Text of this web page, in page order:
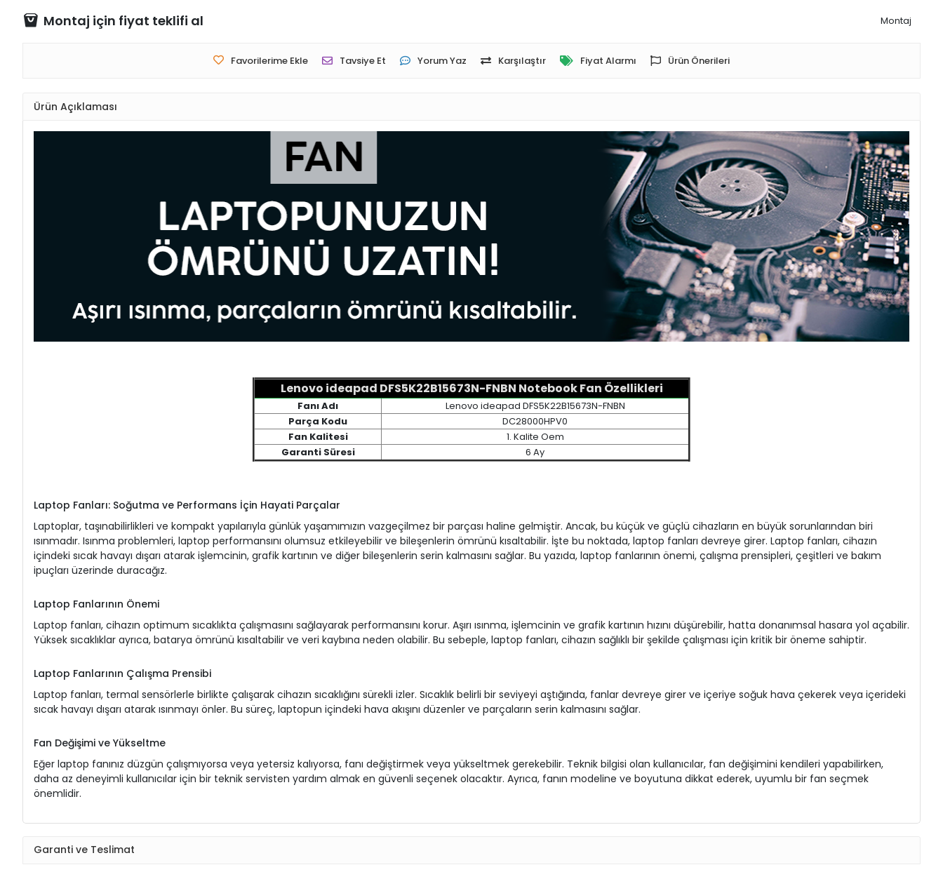
Montaj için fiyat teklifi al Montaj
Favorilerime Ekle Tavsiye Et Yorum Yaz Karşılaştır Fiyat Alarmı Ürün Önerileri
Ürün Açıklaması
Lenovo ideapad DFS5K22B15673N-FNBN Notebook Fan Özellikleri
Fanı Adı
Lenovo ideapad DFS5K22B15673N-FNBN
Parça Kodu
DC28000HPV0
Fan Kalitesi
1. Kalite Oem
Garanti Süresi
6 Ay
Laptop Fanları: Soğutma ve Performans İçin Hayati Parçalar
Laptoplar, taşınabilirlikleri ve kompakt yapılarıyla günlük yaşamımızın vazgeçilmez bir parçası haline gelmiştir. Ancak, bu küçük ve güçlü cihazların en büyük sorunlarından biri
ısınmadır. Isınma problemleri, laptop performansını olumsuz etkileyebilir ve bileşenlerin ömrünü kısaltabilir. İşte bu noktada, laptop fanları devreye girer. Laptop fanları, cihazın
içindeki sıcak havayı dışarı atarak işlemcinin, grafik kartının ve diğer bileşenlerin serin kalmasını sağlar. Bu yazıda, laptop fanlarının önemi, çalışma prensipleri, çeşitleri ve bakım
ipuçları üzerinde duracağız.
Laptop Fanlarının Önemi
Laptop fanları, cihazın optimum sıcaklıkta çalışmasını sağlayarak performansını korur. Aşırı ısınma, işlemcinin ve grafik kartının hızını düşürebilir, hatta donanımsal hasara yol açabilir.
Yüksek sıcaklıklar ayrıca, batarya ömrünü kısaltabilir ve veri kaybına neden olabilir. Bu sebeple, laptop fanları, cihazın sağlıklı bir şekilde çalışması için kritik bir öneme sahiptir.
Laptop Fanlarının Çalışma Prensibi
Laptop fanları, termal sensörlerle birlikte çalışarak cihazın sıcaklığını sürekli izler. Sıcaklık belirli bir seviyeyi aştığında, fanlar devreye girer ve içeriye soğuk hava çekerek veya içerideki
sıcak havayı dışarı atarak ısınmayı önler. Bu süreç, laptopun içindeki hava akışını düzenler ve parçaların serin kalmasını sağlar.
Fan Değişimi ve Yükseltme
Eğer laptop fanınız düzgün çalışmıyorsa veya yetersiz kalıyorsa, fanı değiştirmek veya yükseltmek gerekebilir. Teknik bilgisi olan kullanıcılar, fan değişimini kendileri yapabilirken,
daha az deneyimli kullanıcılar için bir teknik servisten yardım almak en güvenli seçenek olacaktır. Ayrıca, fanın modeline ve boyutuna dikkat ederek, uyumlu bir fan seçmek
önemlidir.
Garanti ve Teslimat